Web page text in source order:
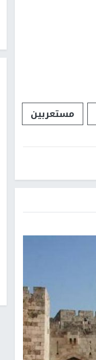
مستعربين